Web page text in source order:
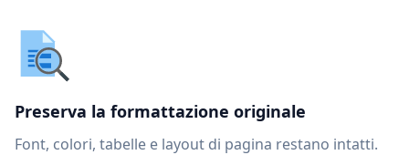
Preserva la formattazione originale
Font, colori, tabelle e layout di pagina restano intatti.